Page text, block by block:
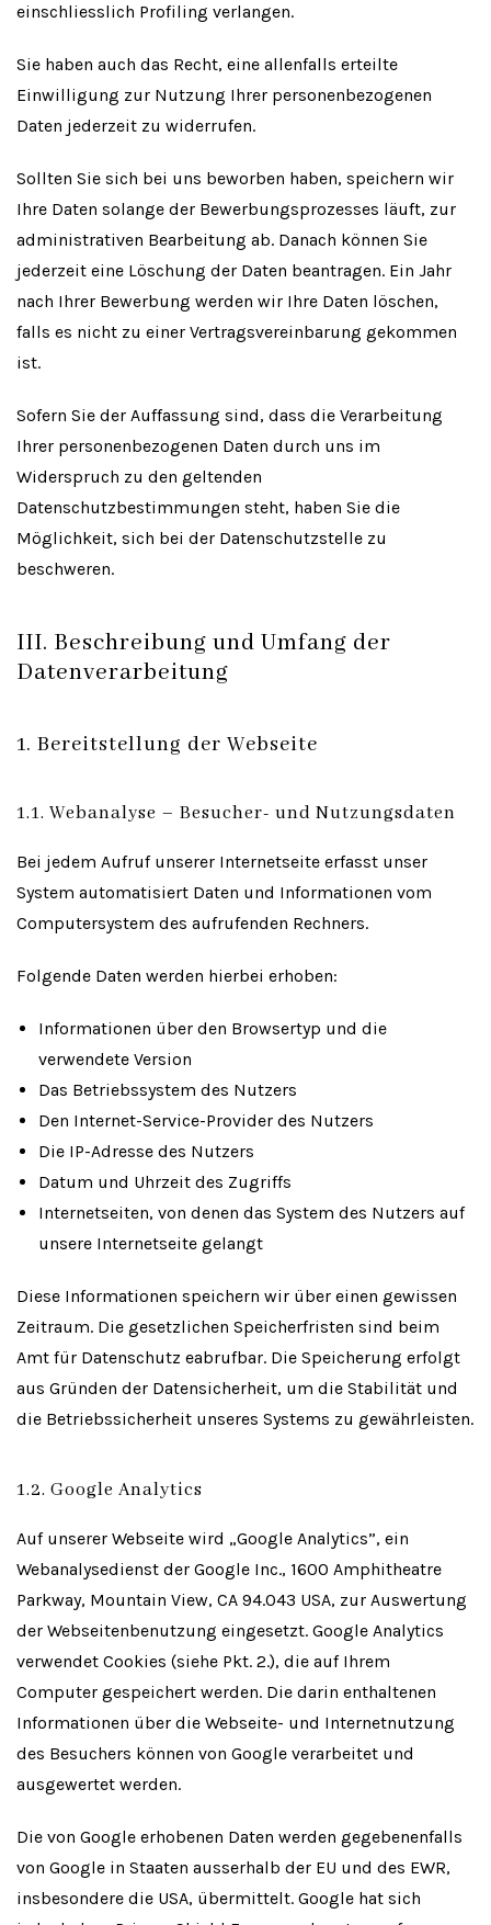
einschliesslich Profiling verlangen.
Sie haben auch das Recht, eine allenfalls erteilte
Einwilligung zur Nutzung Ihrer personenbezogenen
Daten jederzeit zu widerrufen.
Sollten Sie sich bei uns beworben haben, speichern wir
Ihre Daten solange der Bewerbungsprozesses läuft, zur
administrativen Bearbeitung ab. Danach können Sie
jederzeit eine Löschung der Daten beantragen. Ein Jahr
nach Ihrer Bewerbung werden wir Ihre Daten löschen,
falls es nicht zu einer Vertragsvereinbarung gekommen
ist.
Sofern Sie der Auffassung sind, dass die Verarbeitung
Ihrer personenbezogenen Daten durch uns im
Widerspruch zu den geltenden
Datenschutzbestimmungen steht, haben Sie die
Möglichkeit, sich bei der Datenschutzstelle zu
beschweren.
III. Beschreibung und Umfang der
Datenverarbeitung
1. Bereitstellung der Webseite
1.1. Webanalyse – Besucher- und Nutzungsdaten
Bei jedem Aufruf unserer Internetseite erfasst unser
System automatisiert Daten und Informationen vom
Computersystem des aufrufenden Rechners.
Folgende Daten werden hierbei erhoben:
Informationen über den Browsertyp und die
verwendete Version
Das Betriebssystem des Nutzers
Den Internet-Service-Provider des Nutzers
Die IP-Adresse des Nutzers
Datum und Uhrzeit des Zugriffs
Internetseiten, von denen das System des Nutzers auf
unsere Internetseite gelangt
Diese Informationen speichern wir über einen gewissen
Zeitraum. Die gesetzlichen Speicherfristen sind beim
Amt für Datenschutz eabrufbar. Die Speicherung erfolgt
aus Gründen der Datensicherheit, um die Stabilität und
die Betriebssicherheit unseres Systems zu gewährleisten.
1.2. Google Analytics
Auf unserer Webseite wird „Google Analytics”, ein
Webanalysedienst der Google Inc., 1600 Amphitheatre
Parkway, Mountain View, CA 94.043 USA, zur Auswertung
der Webseitenbenutzung eingesetzt. Google Analytics
verwendet Cookies (siehe Pkt. 2.), die auf Ihrem
Computer gespeichert werden. Die darin enthaltenen
Informationen über die Webseite- und Internetnutzung
des Besuchers können von Google verarbeitet und
ausgewertet werden.
Die von Google erhobenen Daten werden gegebenenfalls
von Google in Staaten ausserhalb der EU und des EWR,
insbesondere die USA, übermittelt. Google hat sich